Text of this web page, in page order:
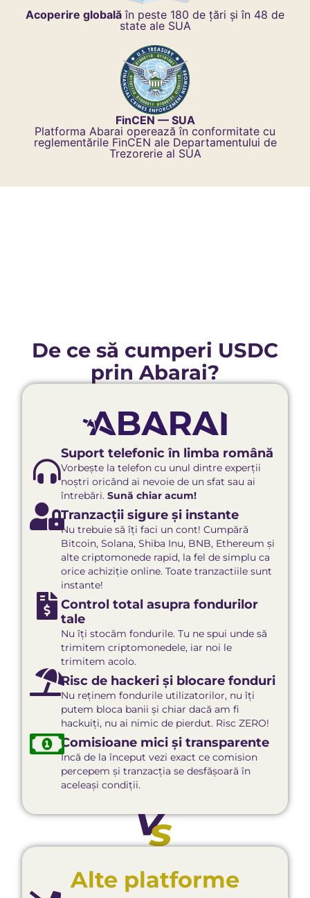
Acoperire globală în peste 180 de țări și în 48 de
state ale SUA
FinCEN — SUA
Platforma Abarai operează în conformitate cu
reglementările FinCEN ale Departamentului de
Trezorerie al SUA
De ce să cumperi USDC
prin Abarai?
Suport telefonic în limba română
Vorbește la telefon cu unul dintre experții
noștri oricând ai nevoie de un sfat sau ai
întrebări. Sună chiar acum!
Tranzacții sigure și instante
Nu trebuie să îți faci un cont! Cumpără
Bitcoin, Solana, Shiba Inu, BNB, Ethereum și
alte criptomonede rapid, la fel de simplu ca
orice achiziție online. Toate tranzactiile sunt
instante!
Control total asupra fondurilor
tale
Nu îți stocăm fondurile. Tu ne spui unde să
trimitem criptomonedele, iar noi le
trimitem acolo.
Risc de hackeri și blocare fonduri
Nu reținem fondurile utilizatorilor, nu îți
putem bloca banii și chiar dacă am fi
hackuiți, nu ai nimic de pierdut. Risc ZERO!
Comisioane mici și transparente
Încă de la început vezi exact ce comision
percepem și tranzacția se desfășoară în
aceleași condiții.
Alte platforme